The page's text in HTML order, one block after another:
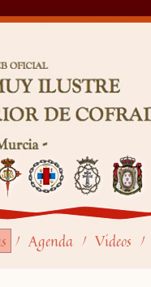
/ Agenda / Videos /